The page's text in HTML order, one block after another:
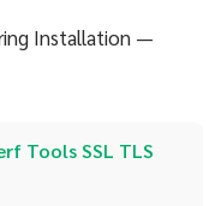
Installation —
Tools SSL TLS